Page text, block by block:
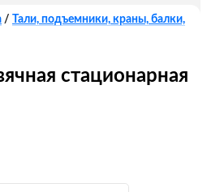
/
Тали, подъемники, краны, балки,
стационарная